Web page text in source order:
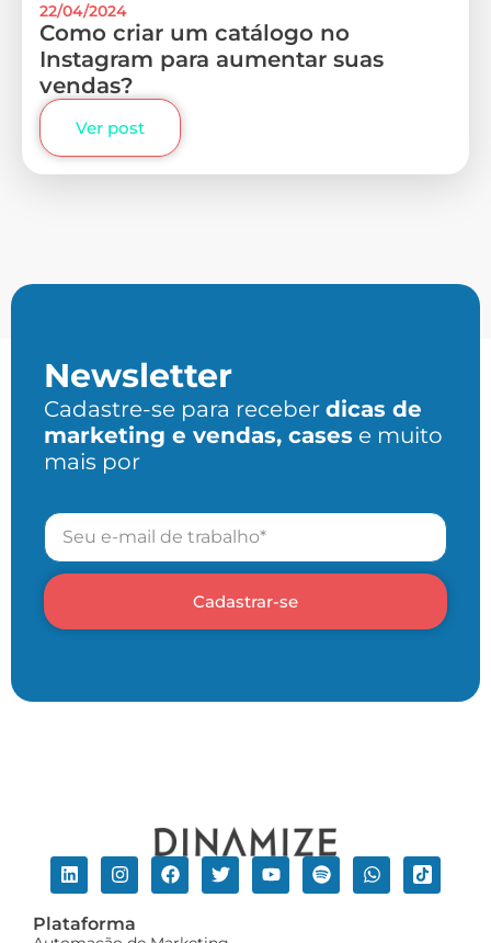
22/04/2024
Como criar um catálogo no
Instagram para aumentar suas
vendas?
Ver post
Newsletter
Cadastre-se para receber dicas de
marketing e vendas, cases e muito
mais por
Cadastrar-se
Plataforma